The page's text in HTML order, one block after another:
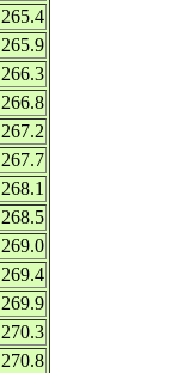
265.4
265.9
266.3
266.8
267.2
267.7
268.1
268.5
269.0
269.4
269.9
270.3
270.8